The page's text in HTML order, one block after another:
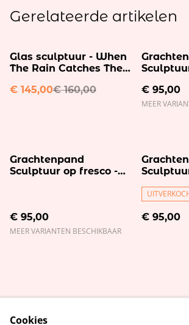
Gerelateerde artikelen
%
Glas sculptuur - When
The Rain Catches The
€ 145,00€ 160,00
€ 95,00
MEER
Grachtenpand
Sculptuur op fresco -
€ 95,00
MEER VARIANTEN BESCHIKBAAR
€ 95,00
Cookies